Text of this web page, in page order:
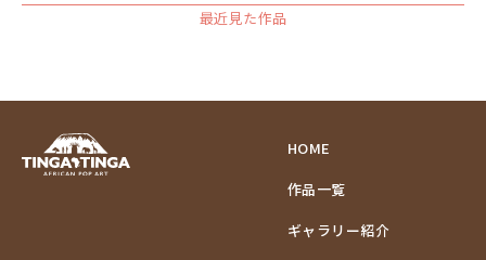
最近見た作品
HOME
作品一覧
ギャラリー紹介